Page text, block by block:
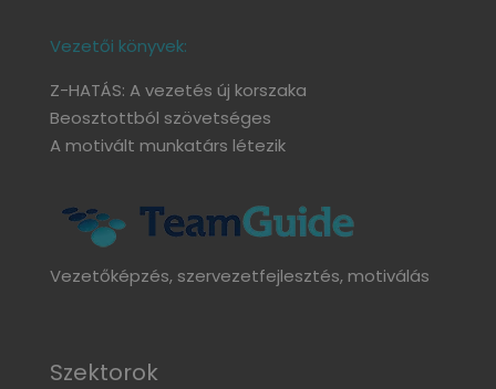
Vezetői könyvek:
Z-HATÁS: A vezetés új korszaka
Beosztottból szövetséges
A motivált munkatárs létezik
Vezetőképzés, szervezetfejlesztés, motiválás
Szektorok